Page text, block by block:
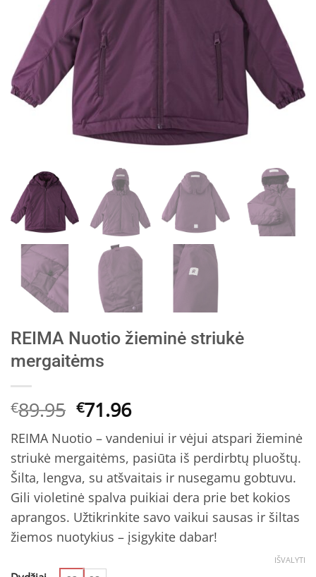
REIMA Nuotio žieminė striukė
mergaitėms
€89.95 Original
price
was:
€89.95.
€71.96Current
price
is:
€71.96.
REIMA Nuotio – vandeniui ir vėjui atspari žieminė
striukė mergaitėms, pasiūta iš perdirbtų pluoštų.
Šilta, lengva, su atšvaitais ir nusegamu gobtuvu.
Gili violetinė spalva puikiai dera prie bet kokios
aprangos. Užtikrinkite savo vaikui sausas ir šiltas
žiemos nuotykius – įsigykite dabar!
IŠVALYTI